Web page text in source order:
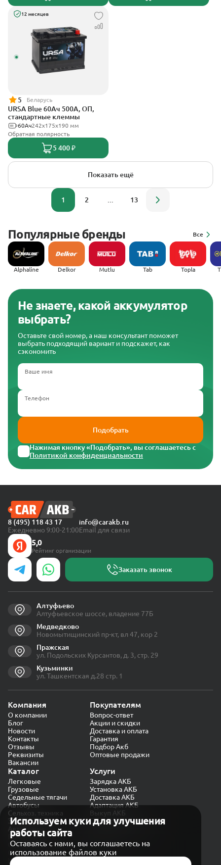
12 месяцев
5 Беларусь
URSA Blue 60Ач 500А, ОП,
стандартные клеммы
242х175х190 мм
60Ач
Обратная полярность
5 400 ₽
Показать ещё
1 2 13
Популярные бренды Все
Alphaline Delkor Mutlu Tab Topla
Не знаете, какой аккумулятор
выбрать?
Оставьте свой номер, а наш консультант поможет
выбрать подходящий вариант и подскажет, как
сэкономить
Ваше имя
Телефон
Подобрать
Нажимая кнопку «Подобрать», вы соглашаетесь с
Политикой конфиденциальности
Используем куки для улучшения
работы сайта
Оставаясь с нами, вы соглашаетесь на
использование файлов куки
8 (495) 118 43 17
Ежедневно 9:00-21:00
info@carakb.ru
Email для связи
5,0
Рейтинг организации
Заказать звонок
Алтуфьево
Алтуфьевское шоссе, владение 77Б
Медведково
Новомытищинский пр-кт, вл 47, кор 2
Пражская
ул. Подольских Курсантов, д. 3, стр. 29
Кузьминки
ул. Ташкентская д.28 стр. 1
Компания
О компании
Блог
Новости
Контакты
Отзывы
Реквизиты
Вакансии
Покупателям
Вопрос-ответ
Акции и скидки
Доставка и оплата
Гарантия
Подбор Акб
Оптовые продажи
Каталог
Легковые
Грузовые
Седельные тягачи
Автобусы
Сельхоз. техника
Экскаваторы
Автокраны
Услуги
Зарядка АКБ
Установка АКБ
Доставка АКБ
Адаптация АКБ
Выкуп АКБ
Проверка генератора
Политика конфиденциальности
Обработка персональных данных
Согласие на обработку в «Яндекс.Метрика»
Карта сайта